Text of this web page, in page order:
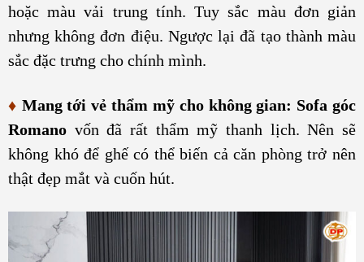
hoặc màu vải trung tính. Tuy sắc màu đơn giản
nhưng không đơn điệu. Ngược lại đã tạo thành màu
sắc đặc trưng cho chính mình.
♦ Mang tới vẻ thẩm mỹ cho không gian: Sofa góc
Romano vốn đã rất thẩm mỹ thanh lịch. Nên sẽ
không khó để ghế có thể biến cả căn phòng trở nên
thật đẹp mắt và cuốn hút.